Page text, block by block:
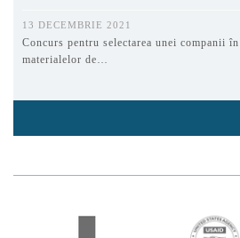
13 DECEMBRIE 2021
Concurs pentru selectarea unei companii
materialelor de…